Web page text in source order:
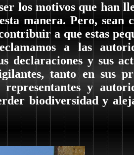
los motivos que han
manera. Pero, sean
a que estas
a las
declaraciones y sus
tanto en sus
y
biodiversidad y